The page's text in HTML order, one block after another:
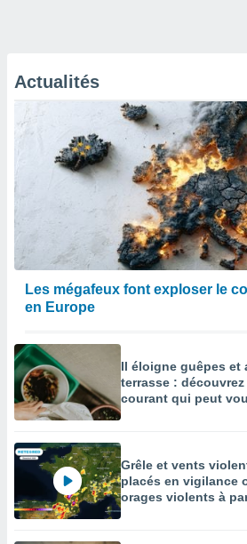
Actualités
Les mégafeux font exploser le
en Europe
Il éloigne guêpes et
terrasse :
courant qui peut
Grêle et vents
placés en vigilance
orages violents à